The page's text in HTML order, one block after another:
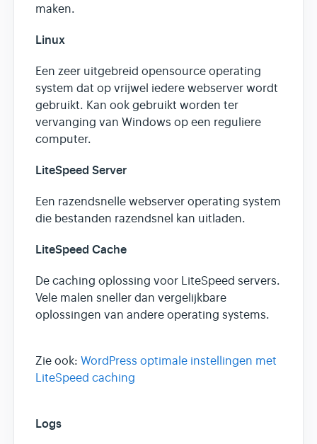
maken.
Linux
Een zeer uitgebreid opensource operating
system dat op vrijwel iedere webserver wordt
gebruikt. Kan ook gebruikt worden ter
vervanging van Windows op een reguliere
computer.
LiteSpeed Server
Een razendsnelle webserver operating system
die bestanden razendsnel kan uitladen.
LiteSpeed Cache
De caching oplossing voor LiteSpeed servers.
Vele malen sneller dan vergelijkbare
oplossingen van andere operating systems.
Zie ook: WordPress optimale instellingen met
LiteSpeed caching
Logs